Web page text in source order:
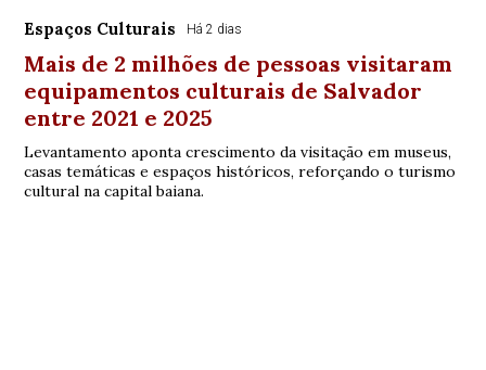
Espaços Culturais Há 2 dias
Mais de 2 milhões de pessoas visitaram
equipamentos culturais de Salvador
entre 2021 e 2025
Levantamento aponta crescimento da visitação em museus,
casas temáticas e espaços históricos, reforçando o turismo
cultural na capital baiana.